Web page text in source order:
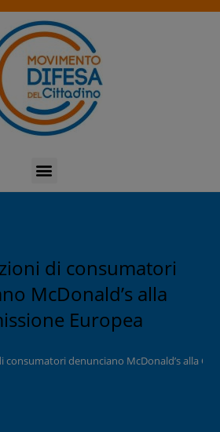
di consumatori
McDonald’s alla
Europea
consumatori denunciano McDonald’s alla